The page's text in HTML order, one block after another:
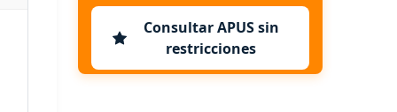
Consultar APUS sin
restricciones